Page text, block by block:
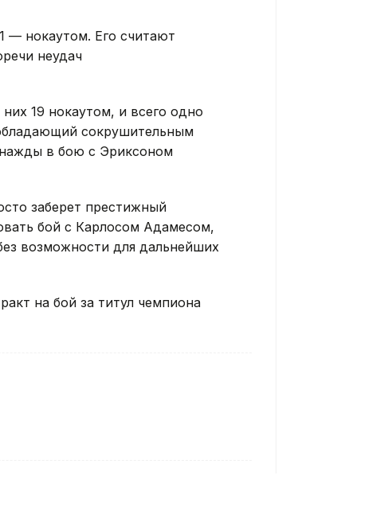
— нокаутом. Его считают
неудач
19 нокаутом, и всего одно
сокрушительным
в бою с Эриксоном
заберет престижный
бой с Карлосом Адамесом,
возможности для дальнейших
на бой за титул чемпиона